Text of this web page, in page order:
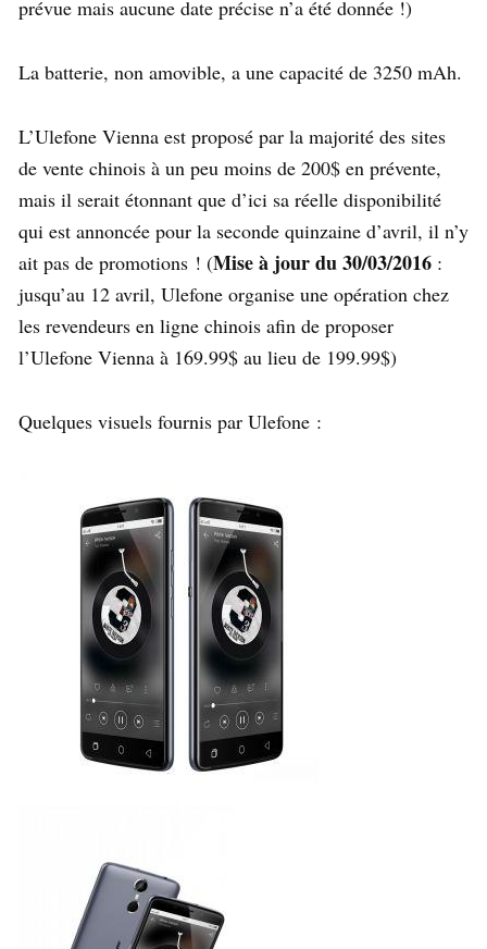
prévue mais aucune date précise n’a été donnée !)
La batterie, non amovible, a une capacité de 3250 mAh.
L’Ulefone Vienna est proposé par la majorité des sites
de vente chinois à un peu moins de 200$ en prévente,
mais il serait étonnant que d’ici sa réelle disponibilité
qui est annoncée pour la seconde quinzaine d’avril, il n’y
ait pas de promotions ! (Mise à jour du 30/03/2016 :
jusqu’au 12 avril, Ulefone organise une opération chez
les revendeurs en ligne chinois afin de proposer
l’Ulefone Vienna à 169.99$ au lieu de 199.99$)
Quelques visuels fournis par Ulefone :